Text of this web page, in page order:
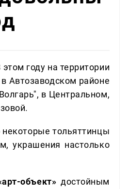
этом году на территории
Автозаводском районе
в Центральном,
тольяттинцы
украшения настолько
объект»достойным